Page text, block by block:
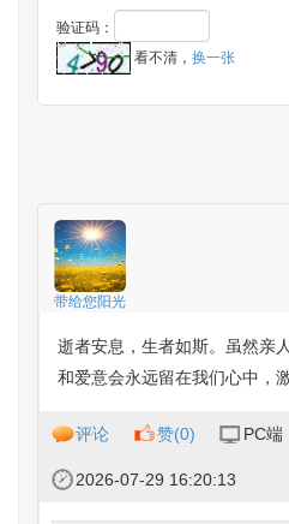
验证码：
看不清， 换一张
带给您阳光
逝者安息，生者如斯。虽然亲
和爱意会永远留在我们心中，
评论 赞(0) PC端
2026-07-29 16:20:13